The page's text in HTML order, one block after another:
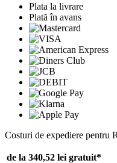
Plata la livrare
Plată în avans
Costuri de expediere pentru
de la 340,52 lei gratuit*